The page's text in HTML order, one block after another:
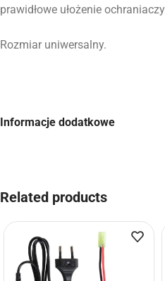
prawidłowe ułożenie
Rozmiar uniwersalny.
Informacje dodatkowe
Related products